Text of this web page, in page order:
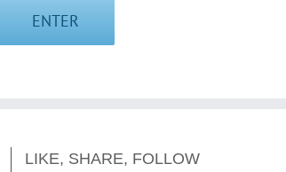
LIKE, SHARE, FOLLOW